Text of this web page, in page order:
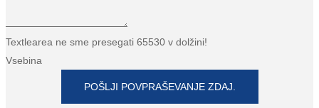
Textlearea ne sme presegati 65530 v dolžini!
Vsebina
POŠLJI POVPRAŠEVANJE ZDAJ.